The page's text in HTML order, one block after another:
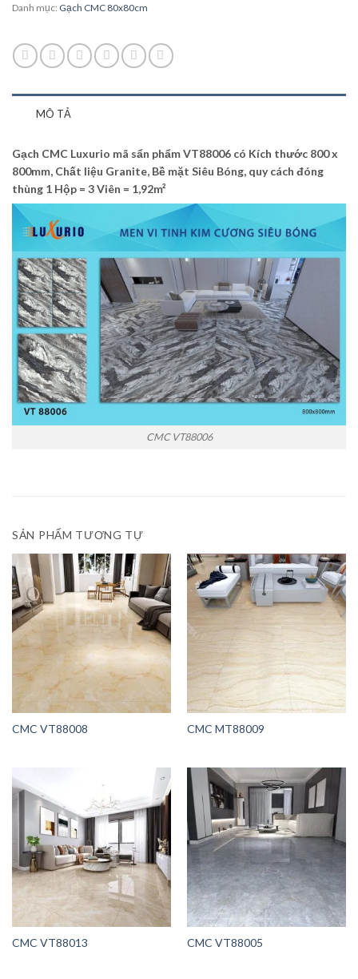
Danh mục: Gạch CMC 80x80cm
MÔ TẢ
Gạch CMC Luxurio mã sẩn phẩm VT88006 có Kích thước 800 x
800mm, Chất liệu Granite, Bề mặt Siêu Bóng, quy cách đóng
thùng 1 Hộp = 3 Viên = 1,92m²
CMC VT88006
SẢN PHẨM TƯƠNG TỰ
CMC VT88008 CMC MT88009
CMC VT88013 CMC VT88005